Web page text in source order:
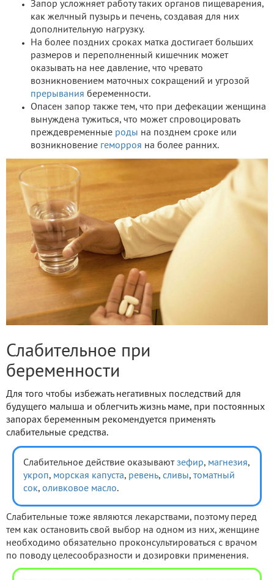
Запор усложняет работу таких органов пищеварения,
как желчный пузырь и печень, создавая для них
дополнительную нагрузку.
На более поздних сроках матка достигает больших
размеров и переполненный кишечник может
оказывать на нее давление, что чревато
возникновением маточных сокращений и угрозой
прерывания беременности.
Опасен запор также тем, что при дефекации женщина
вынуждена тужиться, что может спровоцировать
преждевременные роды на позднем сроке или
возникновение геморроя на более ранних.
Слабительное при
беременности
Для того чтобы избежать негативных последствий для
будущего малыша и облегчить жизнь маме, при постоянных
запорах беременным рекомендуется применять
слабительные средства.
Слабительное действие оказывают зефир, магнезия,
укроп, морская капуста, ревень, сливы, томатный
сок, оливковое масло.
Слабительные тоже являются лекарствами, поэтому перед
тем как остановить свой выбор на одном из них, женщине
необходимо обязательно проконсультироваться с врачом
по поводу целесообразности и дозировки применения.